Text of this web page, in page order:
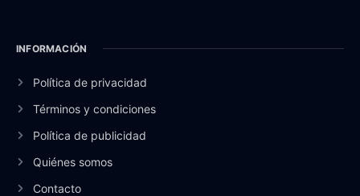
INFORMACIÓN
Política de privacidad
Términos y condiciones
Política de publicidad
Quiénes somos
Contacto